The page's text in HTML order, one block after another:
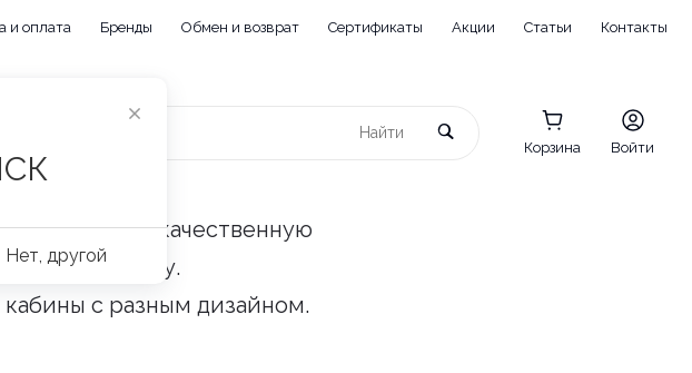
и оплата Бренды Обмен и возврат Сертификаты Акции Статьи Контакты
Корзина Войти
купить качественную
и в розницу.
с разным дизайном.
Нет, другой